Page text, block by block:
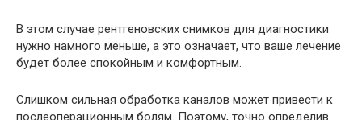
В этом случае рентгеновских снимков для диагностики
нужно намного меньше, а это означает, что ваше лечение
будет более спокойным и комфортным.
Слишком сильная обработка каналов может привести к
послеоперационным болям. Поэтому, точно определив